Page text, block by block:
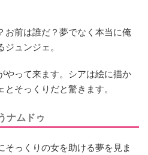
お前は誰だ？夢でなく本当に俺
ュンジェ。
やって来ます。シアは絵に描か
そっくりだと驚きます。
ナムドゥ
そっくりの女を助ける夢を見ま